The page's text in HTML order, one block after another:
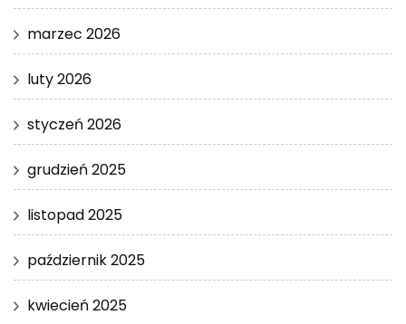
marzec 2026
luty 2026
styczeń 2026
grudzień 2025
listopad 2025
październik 2025
kwiecień 2025